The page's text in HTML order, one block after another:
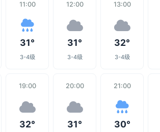
11:00
31°
3-4级
12:00
31°
3-4级
13:00
32°
3-4级
19:00
32°
20:00
31°
21:00
30°